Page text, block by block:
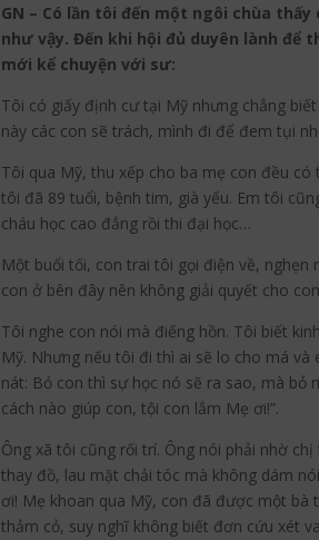
GN – Có lần tôi đến một ngôi chùa
như vậy. Đến khi hội đủ duyên lành
mới kể chuyện với sư:
Tôi có giấy định cư tại Mỹ nhưng chẳng
này các con sẽ trách, mình đi để đem tụi
Tôi qua Mỹ, thu xếp cho ba mẹ con đều
tôi đã 89 tuổi, bệnh tim, già yếu. Em tôi
cháu học cao đẳng rồi thi đại học…
Một buổi tối, con trai tôi gọi điện về, nghẹn
con ở bên đây nên không giải quyết cho
Tôi nghe con nói mà điếng hồn. Tôi biết
Mỹ. Nhưng nếu tôi đi thì ai sẽ lo cho má
nát: Bỏ con thì sự học nó sẽ ra sao, mà bỏ
cách nào giúp con, tội con lắm Mẹ ơi!”.
Ông xã tôi cũng rối trí. Ông nói phải nhờ
thay đồ, lau mặt chải tóc mà không dám
ơi! Mẹ khoan qua Mỹ, con đã được một bà
thảm cỏ, suy nghĩ không biết đơn cứu xét